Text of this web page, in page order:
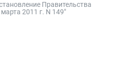
Правительства
2011 г. N 149"